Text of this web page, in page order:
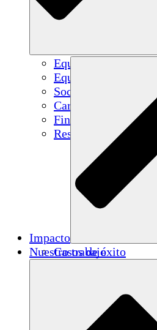
Equipo
Equipo
Socios
Carreras
Finanzas
Resources
Impacto
Casos de éxito
Nuestro trabajo